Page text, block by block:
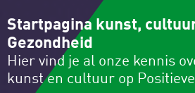
Startpagina kunst,
Gezondheid
Hier vind je al onze kennis
kunst en cultuur op